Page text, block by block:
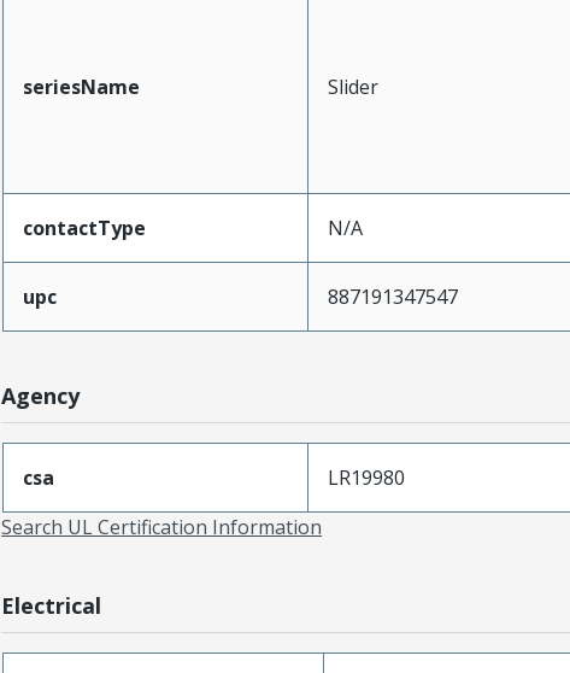
seriesName Slider
contactType N/A
upc 887191347547
Agency
csa LR19980
Search UL Certification Information
Electrical